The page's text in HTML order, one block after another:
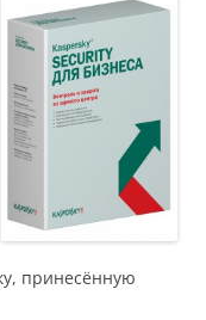
принесённую